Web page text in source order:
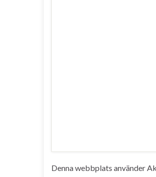
Denna webbplats använder